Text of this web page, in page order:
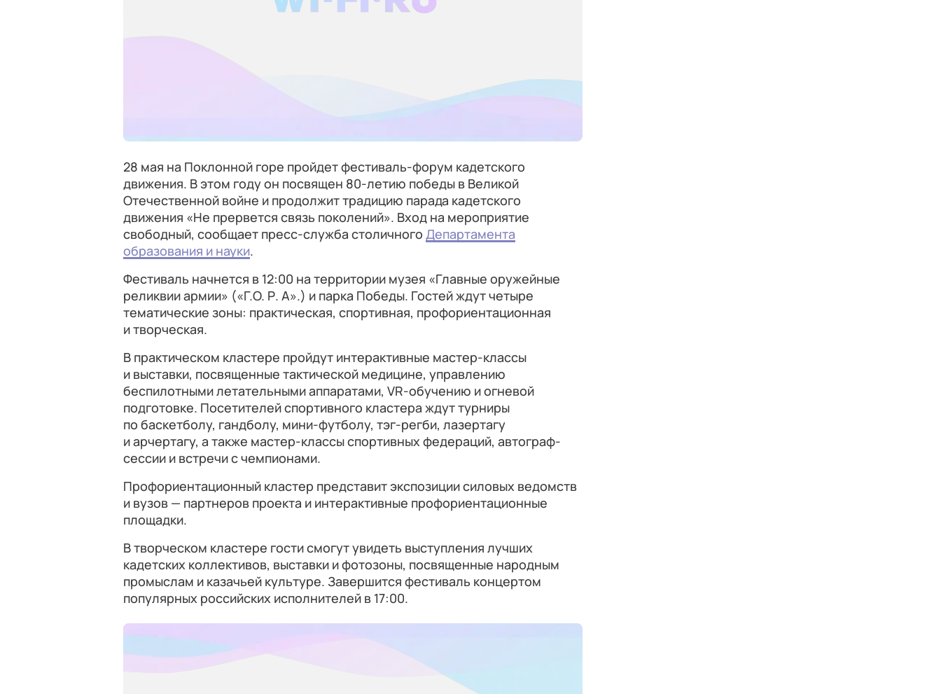
28 мая на Поклонной горе пройдет фестиваль-форум кадетского
движения. В этом году он посвящен 80-летию победы в Великой
Отечественной войне и продолжит традицию парада кадетского
движения «Не прервется связь поколений». Вход на мероприятие
свободный, сообщает пресс-служба столичного Департамента
образования и науки.
Фестиваль начнется в 12:00 на территории музея «Главные оружейные
реликвии армии» («Г.О. Р. А».) и парка Победы. Гостей ждут четыре
тематические зоны: практическая, спортивная, профориентационная
и творческая.
В практическом кластере пройдут интерактивные мастер-классы
и выставки, посвященные тактической медицине, управлению
беспилотными летательными аппаратами, VR-обучению и огневой
подготовке. Посетителей спортивного кластера ждут турниры
по баскетболу, гандболу, мини-футболу, тэг-регби, лазертагу
и арчертагу, а также мастер-классы спортивных федераций, автограф-
сессии и встречи с чемпионами.
Профориентационный кластер представит экспозиции силовых ведомств
и вузов — партнеров проекта и интерактивные профориентационные
площадки.
В творческом кластере гости смогут увидеть выступления лучших
кадетских коллективов, выставки и фотозоны, посвященные народным
промыслам и казачьей культуре. Завершится фестиваль концертом
популярных российских исполнителей в 17:00.